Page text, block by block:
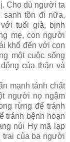
Cho dù người ta
sanh tồn đi nữa,
tuổi già, bịnh
mẹ, con người
khổ đến với con
một cuộc sống
của thân và
mạnh tánh chất
người nọ ngậm
rừng để tránh
tránh bệnh hoạn
núi Hy mã lạp
trai của ba người